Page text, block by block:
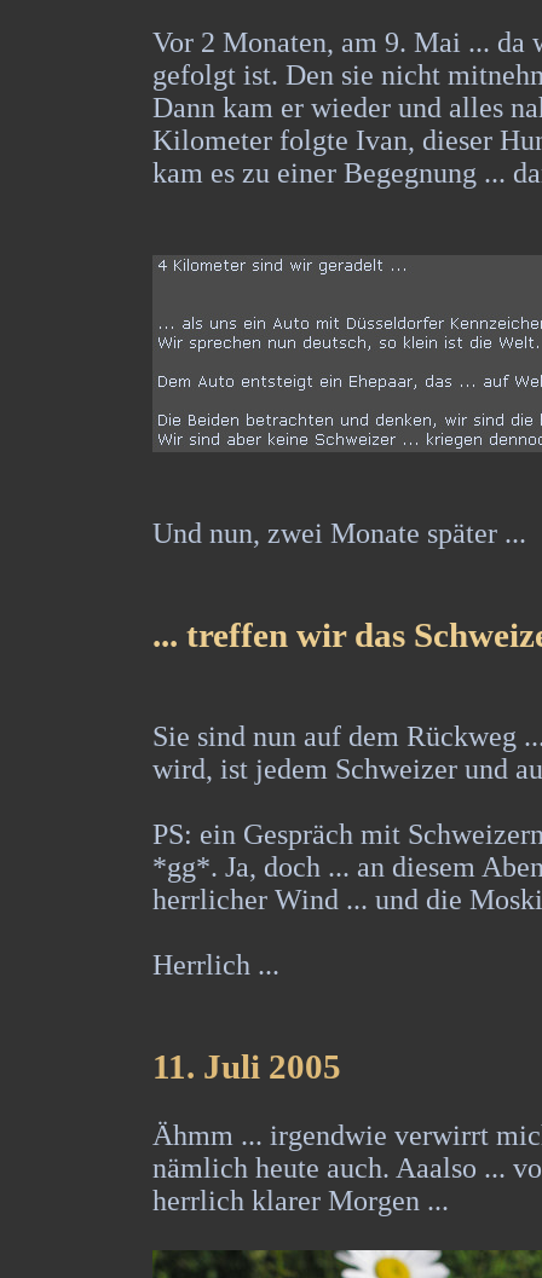
Vor 2 Monaten, am 9. Mai ... da
gefolgt ist. Den sie nicht
Dann kam er wieder und alles
Kilometer folgte Ivan, dieser
kam es zu einer Begegnung ...
Und nun, zwei Monate später ...
... treffen wir das
Sie sind nun auf dem Rückweg
wird, ist jedem Schweizer und
PS: ein Gespräch mit
*gg*. Ja, doch ... an diesem
herrlicher Wind ... und die
Herrlich ...
11. Juli 2005
Ähmm ... irgendwie verwirrt
nämlich heute auch. Aaalso ...
herrlich klarer Morgen ...